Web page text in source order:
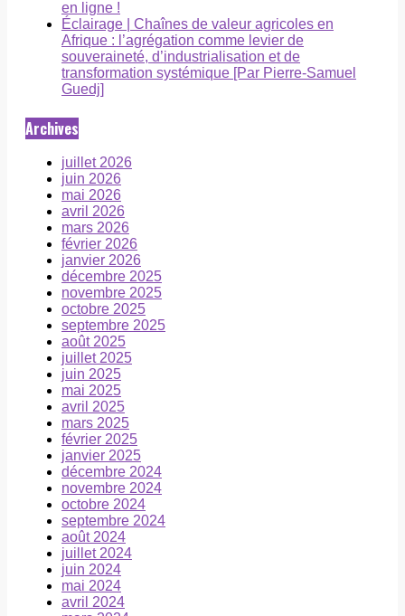
en ligne !
Éclairage | Chaînes de valeur agricoles en
Afrique : l’agrégation comme levier de
souveraineté, d’industrialisation et de
transformation systémique [Par Pierre-Samuel
Guedj]
Archives
juillet 2026
juin 2026
mai 2026
avril 2026
mars 2026
février 2026
janvier 2026
décembre 2025
novembre 2025
octobre 2025
septembre 2025
août 2025
juillet 2025
juin 2025
mai 2025
avril 2025
mars 2025
février 2025
janvier 2025
décembre 2024
novembre 2024
octobre 2024
septembre 2024
août 2024
juillet 2024
juin 2024
mai 2024
avril 2024